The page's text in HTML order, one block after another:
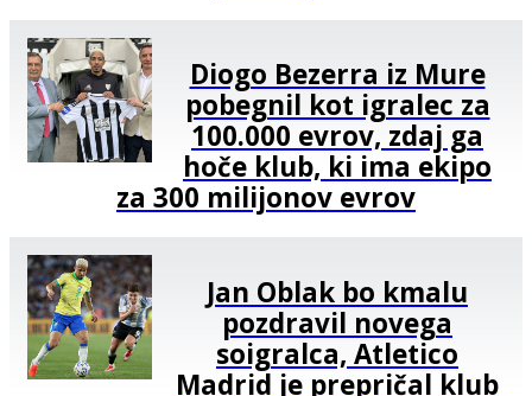
Diogo Bezerra iz Mure
pobegnil kot igralec za
100.000 evrov, zdaj ga
hoče klub, ki ima ekipo
za 300 milijonov evrov
Jan Oblak bo kmalu
pozdravil novega
soigralca, Atletico
Madrid je prepričal klub